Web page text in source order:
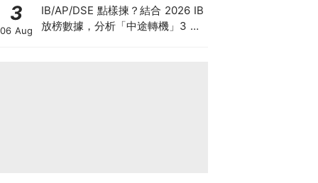
3
06 Aug
IB/AP/DSE 點樣揀？結合 2026 IB
放榜數據，分析「中途轉機」3 大